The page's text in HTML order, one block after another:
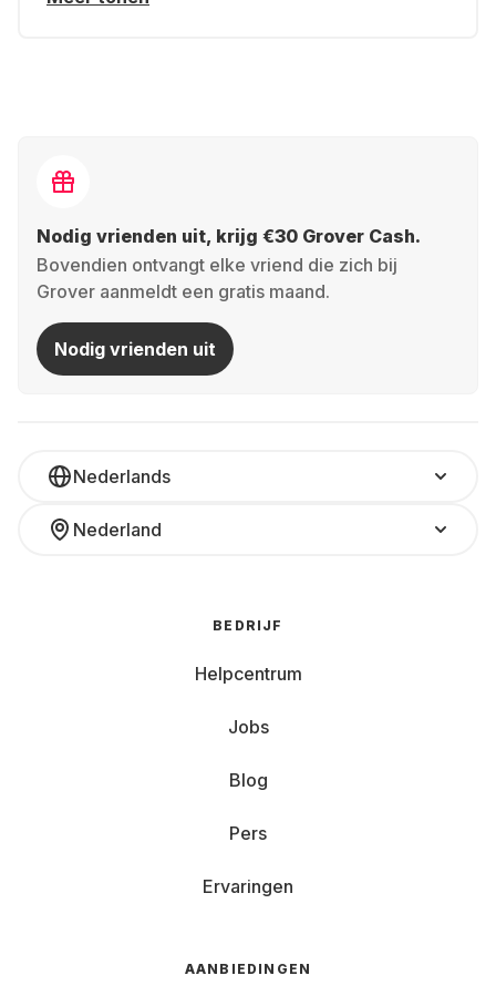
Nodig vrienden uit, krijg €30 Grover Cash.
Bovendien ontvangt elke vriend die zich bij
Grover aanmeldt een gratis maand.
Nodig vrienden uit
Nederlands
Nederland
BEDRIJF
Helpcentrum
Jobs
Blog
Pers
Ervaringen
AANBIEDINGEN